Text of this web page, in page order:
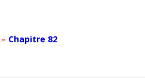
Chapitre 82